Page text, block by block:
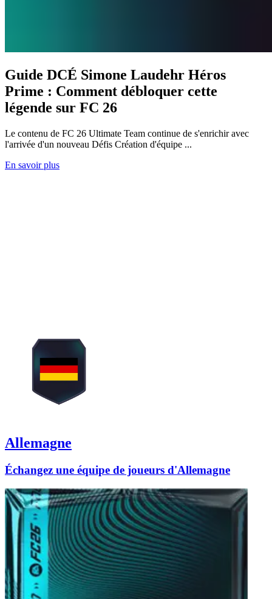
Guide DCÉ Simone Laudehr Héros
Prime : Comment débloquer cette
légende sur FC 26
Le contenu de FC 26 Ultimate Team continue de s'enrichir avec
l'arrivée d'un nouveau Défis Création d'équipe ...
En savoir plus
Allemagne
Échangez une équipe de joueurs d'Allemagne